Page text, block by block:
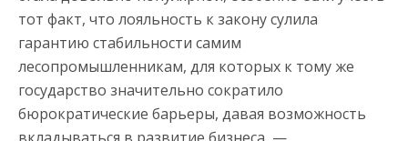
тот факт, что лояльность к закону сулила
гарантию стабильности самим
лесопромышленникам, для которых к тому же
государство значительно сократило
бюрократические барьеры, давая возможность